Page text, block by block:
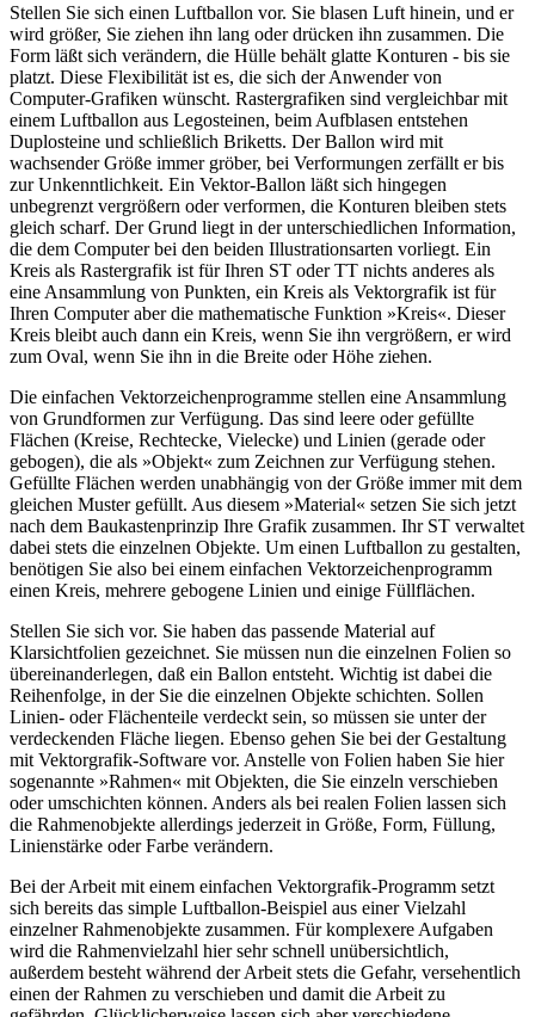
Stellen Sie sich einen Luftballon vor. Sie blasen Luft hinein, und er
wird größer, Sie ziehen ihn lang oder drücken ihn zusammen. Die
Form läßt sich verändern, die Hülle behält glatte Konturen - bis sie
platzt. Diese Flexibilität ist es, die sich der Anwender von
Computer-Grafiken wünscht. Rastergrafiken sind vergleichbar mit
einem Luftballon aus Legosteinen, beim Aufblasen entstehen
Duplosteine und schließlich Briketts. Der Ballon wird mit
wachsender Größe immer gröber, bei Verformungen zerfällt er bis
zur Unkenntlichkeit. Ein Vektor-Ballon läßt sich hingegen
unbegrenzt vergrößern oder verformen, die Konturen bleiben stets
gleich scharf. Der Grund liegt in der unterschiedlichen Information,
die dem Computer bei den beiden Illustrationsarten vorliegt. Ein
Kreis als Rastergrafik ist für Ihren ST oder TT nichts anderes als
eine Ansammlung von Punkten, ein Kreis als Vektorgrafik ist für
Ihren Computer aber die mathematische Funktion »Kreis«. Dieser
Kreis bleibt auch dann ein Kreis, wenn Sie ihn vergrößern, er wird
zum Oval, wenn Sie ihn in die Breite oder Höhe ziehen.
Die einfachen Vektorzeichenprogramme stellen eine Ansammlung
von Grundformen zur Verfügung. Das sind leere oder gefüllte
Flächen (Kreise, Rechtecke, Vielecke) und Linien (gerade oder
gebogen), die als »Objekt« zum Zeichnen zur Verfügung stehen.
Gefüllte Flächen werden unabhängig von der Größe immer mit dem
gleichen Muster gefüllt. Aus diesem »Material« setzen Sie sich jetzt
nach dem Baukastenprinzip Ihre Grafik zusammen. Ihr ST verwaltet
dabei stets die einzelnen Objekte. Um einen Luftballon zu gestalten,
benötigen Sie also bei einem einfachen Vektorzeichenprogramm
einen Kreis, mehrere gebogene Linien und einige Füllflächen.
Stellen Sie sich vor. Sie haben das passende Material auf
Klarsichtfolien gezeichnet. Sie müssen nun die einzelnen Folien so
übereinanderlegen, daß ein Ballon entsteht. Wichtig ist dabei die
Reihenfolge, in der Sie die einzelnen Objekte schichten. Sollen
Linien- oder Flächenteile verdeckt sein, so müssen sie unter der
verdeckenden Fläche liegen. Ebenso gehen Sie bei der Gestaltung
mit Vektorgrafik-Software vor. Anstelle von Folien haben Sie hier
sogenannte »Rahmen« mit Objekten, die Sie einzeln verschieben
oder umschichten können. Anders als bei realen Folien lassen sich
die Rahmenobjekte allerdings jederzeit in Größe, Form, Füllung,
Linienstärke oder Farbe verändern.
Bei der Arbeit mit einem einfachen Vektorgrafik-Programm setzt
sich bereits das simple Luftballon-Beispiel aus einer Vielzahl
einzelner Rahmenobjekte zusammen. Für komplexere Aufgaben
wird die Rahmenvielzahl hier sehr schnell unübersichtlich,
außerdem besteht während der Arbeit stets die Gefahr, versehentlich
einen der Rahmen zu verschieben und damit die Arbeit zu